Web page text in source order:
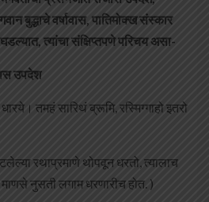
बुद्धाचे वर्षावास, पातिमोक्ख संस्कार
घडल्यात, त्यांचा संक्षिप्तपणे परिचय असा-
उपदेश
तमहं सारिथं ब्रूमि, रस्मिग्गाहो इतरो
रथाप्रमाणे थोपवून धरतो, त्यालाच
नुसती लगाम धरणारीच होत. )